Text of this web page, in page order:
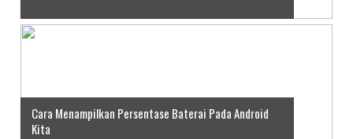
Cara Menampilkan Persentase Baterai Pada Android
Kita